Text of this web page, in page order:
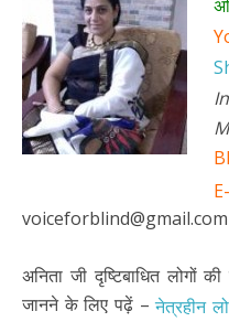
voiceforblind@gmail.com
अनिता जी दृष्टिबाधित लोगों
जानने के लिए पढ़ें –नेत्रहीन